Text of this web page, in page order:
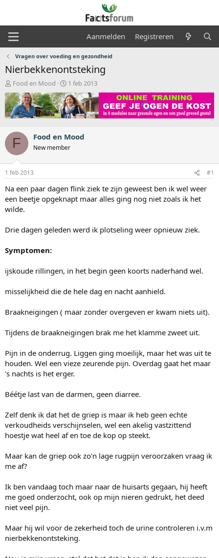
Aanmelden Registreren
Vragen over voeding en gezondheid
Nierbekkenontsteking
O
n
d
e
r
e
p
s
t
a
r
t
e
r
Food en Mood
S
t
a
r
t
a
t
m
1 feb 2013
F Food en Mood
New member
1 feb 2013 #1
Na een paar dagen flink ziek te zijn geweest ben ik wel weer
een beetje opgeknapt maar alles ging nog niet zoals ik het
wilde.
Drie dagen geleden werd ik plotseling weer opnieuw ziek.
Symptomen:
ijskoude rillingen, in het begin geen koorts naderhand wel.
misselijkheid die de hele dag en nacht aanhield.
Braakneigingen ( maar zonder overgeven er kwam niets uit).
Tijdens de braakneigingen brak me het klamme zweet uit.
Pijn in de onderrug. Liggen ging moeilijk, maar het was uit te
houden. Wel een vieze zeurende pijn. Overdag gaat het maar
's nachts is het erger.
Béétje last van de darmen, geen diarree.
Zelf denk ik dat het de griep is maar ik heb geen echte
verkoudheids verschijnselen, wel een akelig vastzittend
hoestje wat heel af en toe de kop op steekt.
Maar kan de griep ook zo'n lage rugpijn veroorzaken vraag ik
me af?
Ik ben vandaag toch maar naar de huisarts gegaan, hij heeft
me goed onderzocht, ook op mijn nieren gedrukt, het deed
niet veel pijn.
Maar hij wil voor de zekerheid toch de urine controleren i.v.m
nierbekkenontsteking.